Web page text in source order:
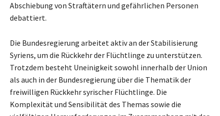
Abschiebung von Straftätern und gefährlichen Personen
debattiert.
Die Bundesregierung arbeitet aktiv an der Stabilisierung
Syriens, um die Rückkehr der Flüchtlinge zu unterstützen.
Trotzdem besteht Uneinigkeit sowohl innerhalb der Union
als auch in der Bundesregierung über die Thematik der
freiwilligen Rückkehr syrischer Flüchtlinge. Die
Komplexität und Sensibilität des Themas sowie die